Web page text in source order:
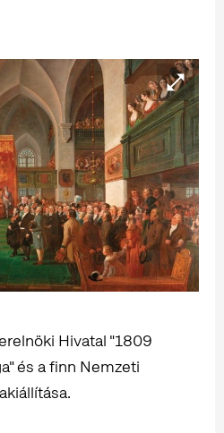
Hivatal "1809
és a finn Nemzeti